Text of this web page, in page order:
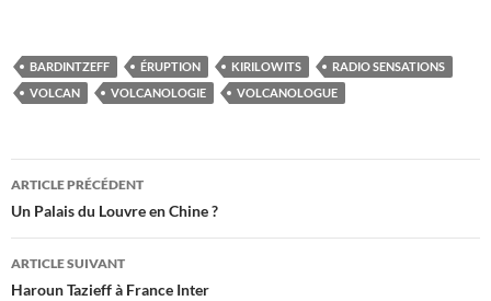
BARDINTZEFF ÉRUPTION KIRILOWITS
RADIO SENSATIONS
VOLCAN
VOLCANOLOGIE VOLCANOLOGUE
Navigation
des
articles
ARTICLE PRÉCÉDENT
Un Palais du Louvre en Chine ?
ARTICLE SUIVANT
Haroun Tazieff à France Inter